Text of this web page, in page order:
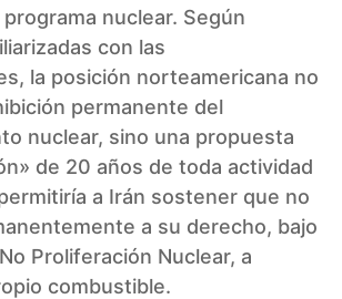
nuclear. Según
con las
la posición norteamericana no
permanente del
nuclear, sino una propuesta
de 20 años de toda actividad
a Irán sostener que no
a su derecho, bajo
Proliferación Nuclear, a
combustible.